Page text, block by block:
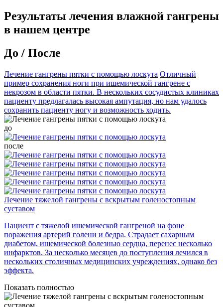
Результаты лечения влажной гангрены
в нашем центре
До / После
Лечение гангрены пятки с помощью лоскута Отличный
пример сохранения ноги при ишемической гангрене с
некрозом в области пятки. В нескольких сосудистых клиниках
пациенту предлагалась высокая ампутация, но нам удалось
сохранить пациенту ногу и возможность ходить.
до
после
Лечение тяжелой гангрены с вскрытым голеностопным
суставом
Пациент с тяжелой ишемической гангреной на фоне
поражения артерий голени и бедра. Страдает сахарным
диабетом, ишемической болезнью сердца, перенес несколько
инфарктов. За несколько месяцев до поступления лечился в
нескольких столичных медицинских учреждениях, однако без
эффекта.
Показать полностью